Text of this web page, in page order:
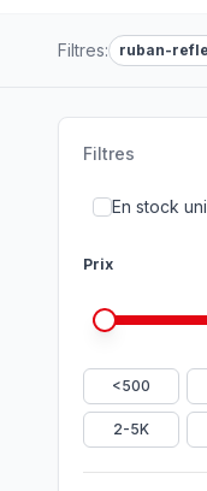
Filtres: ruban-
Filtres
En stock
Prix
<500
2-5K